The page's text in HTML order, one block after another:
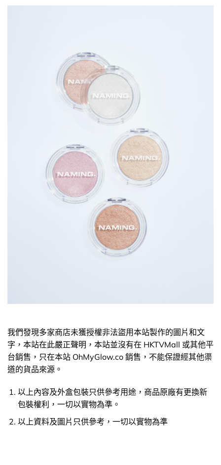
我們發現多家商店未獲授權非法盜用本站製作的圖片和文
字，本站在此嚴正聲明，本站並沒有在 HKTVMall 或其他平
台銷售，只在本站 OhMyGlow.co 銷售，不能保證經其他渠
道的貨品來源。
以上內容及外盒包裝只供參考用途，商品原廠有更換新
包裝權利，一切以實物為準。
以上資料及圖片只供參考，一切以實物為準